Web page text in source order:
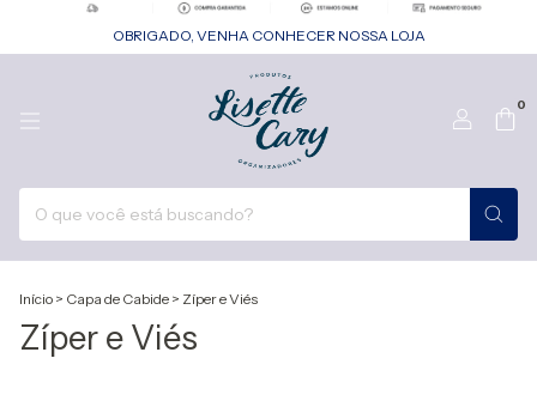
OBRIGADO, VENHA CONHECER NOSSA LOJA
0
Início > Capa de Cabide > Zíper e Viés
Zíper e Viés